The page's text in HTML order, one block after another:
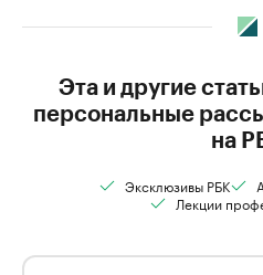
Эта и другие
персональные
на
Эксклюзивы РБК
Лекции